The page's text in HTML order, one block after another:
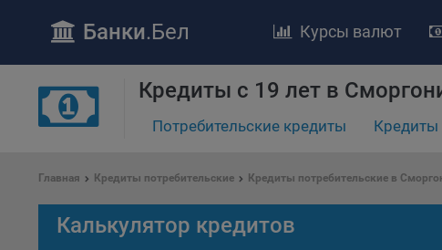
Банки.Бел Курсы валют
Кредиты с 19 лет в
Потребительские кредиты Кредиты
Главная Кредиты потребительские Кредиты потребительские в
Калькулятор кредитов